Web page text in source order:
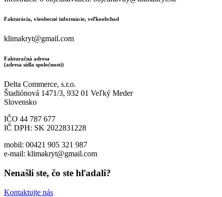
Fakturácia, všeobecné informácie, veľkoobchod
klimakryt@gmail.com
Fakturačná adresa
(adresa sídla spoločnosti)
Delta Commerce, s.r.o.
Štadiónová 1471/3, 932 01 Veľký Meder
Slovensko
IČO 44 787 677
IČ DPH: SK 2022831228
mobil: 00421 905 321 987
e-mail: klimakryt@gmail.com
Nenašli ste, čo ste hľadali?
Kontaktujte nás